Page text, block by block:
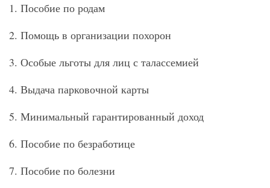
1. Пособие по родам
2. Помощь в организации похорон
3. Особые льготы для лиц с талассемией
4. Выдача парковочной карты
5. Минимальный гарантированный доход
6. Пособие по безработице
7. Пособие по болезни